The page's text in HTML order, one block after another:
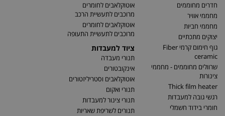
חדרים מחוממים
מחממי אוויר
מחממי חביות
יצוקים מתכתיים
גוף חימום קרמי Fiber
ceramic
שרוולים מחוממים - מחממי
צינורות
Thick film heater
רגשי גובה למעבדות
חומרי בידוד חשמלי
אוטוקלאבים לחומרים
מרוכבים לתעשיית הרכב
אוטוקלאבים לחומרים
מרוכבים לתעשיית התעופה
ציוד למעבדות
תנורי מעבדה
אינקובטורים
אוטוקלאבים וסטריליזטורים
תנורי ואקום
תנורי צינור למעבדות
תנורים לשריפת שאריות